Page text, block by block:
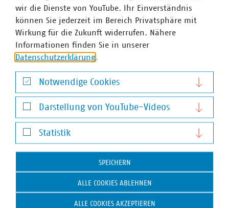
klimaschutzmäßig schlicht verpuffen. Zugleich würden
die Regierungspläne dazu führen, dass Abfälle in nicht
abschätzbarer Menge in andere EU-Länder exportiert
werden, obwohl sie in Deutschland zur Rohstoff- und
Energiesicherheit beitragen.
Wir hoffen nun, dass der Bundestag dem folgen wird und
das BEHG zumindest um zwei Jahre verschieben wird
oder, besser noch, auf eine EU-Entscheidung wartet.
Klimaschutz ist beileibe keine allein nationale
angegangen werden.
Wir bauen deswegen jetzt auf das Fachverständnis der
Abgeordneten und ihre Abstimmung in der 2. und 3.
Lesung zu diesem Gesetz.
wir die Dienste von YouTube. Ihr Einverständnis
können Sie jederzeit im Bereich Privatsphäre mit
Wirkung für die Zukunft widerrufen. Nähere
Informationen finden Sie in unserer
Datenschutzerklärung
Notwendige Cookies
Notwendige Cookies
Darstellung von YouTube-Videos
Darstellung von YouTube-Videos
Statistik
Statistik
SPEICHERN
ALLE COOKIES ABLEHNEN
ALLE COOKIES AKZEPTIEREN